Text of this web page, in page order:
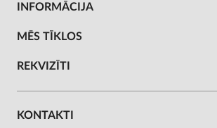
INFORMĀCIJA
MĒS TĪKLOS
REKVIZĪTI
KONTAKTI